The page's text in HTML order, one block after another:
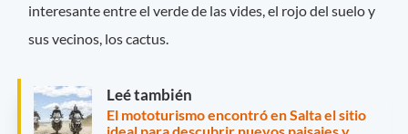
interesante entre el verde de las vides, el rojo del suelo y
sus vecinos, los cactus.
Leé también
El mototurismo encontró en Salta el sitio